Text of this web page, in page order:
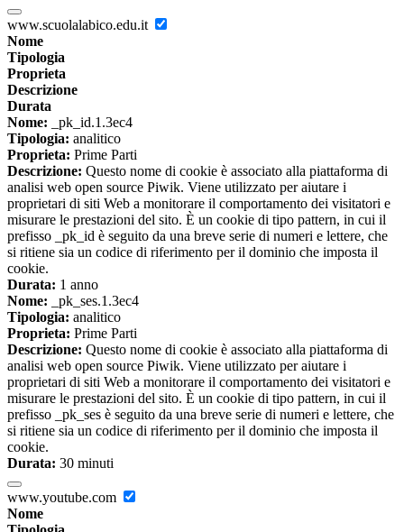
www.scuolalabico.edu.it
Nome
Tipologia
Proprieta
Descrizione
Durata
Nome: _pk_id.1.3ec4
Tipologia: analitico
Proprieta: Prime Parti
Descrizione: Questo nome di cookie è associato alla piattaforma di
analisi web open source Piwik. Viene utilizzato per aiutare i
proprietari di siti Web a monitorare il comportamento dei visitatori e
misurare le prestazioni del sito. È un cookie di tipo pattern, in cui il
prefisso _pk_id è seguito da una breve serie di numeri e lettere, che
si ritiene sia un codice di riferimento per il dominio che imposta il
cookie.
Durata: 1 anno
Nome: _pk_ses.1.3ec4
Tipologia: analitico
Proprieta: Prime Parti
Descrizione: Questo nome di cookie è associato alla piattaforma di
analisi web open source Piwik. Viene utilizzato per aiutare i
proprietari di siti Web a monitorare il comportamento dei visitatori e
misurare le prestazioni del sito. È un cookie di tipo pattern, in cui il
prefisso _pk_ses è seguito da una breve serie di numeri e lettere, che
si ritiene sia un codice di riferimento per il dominio che imposta il
cookie.
Durata: 30 minuti
www.youtube.com
Nome